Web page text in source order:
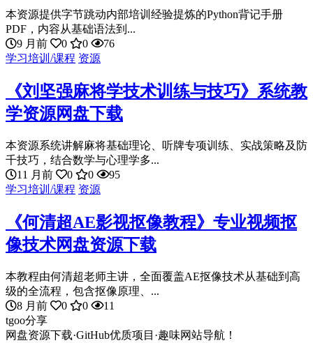
本资源提供字节跳动内部培训经验提炼的Python背记手册
PDF，内容从基础语法到...
9 月前
0 0
76
学习培训/课程 资源
《刘坚强麻将学技术训练与技巧》系统教
学资源网盘下载
本资源系统讲解麻将基础理论、听牌专项训练、实战策略及防
千技巧，结合数学与心理学多...
11 月前
0 0
95
学习培训/课程 资源
《何清超AE影视抠像教程》专业视频抠
像技术网盘资源下载
本教程由何清超老师主讲，全面覆盖AE抠像技术从基础到高
级的全流程，包含抠像原理、...
8 月前
0 0
11
tgoo分享
网盘资源下载·GitHub优质项目·趣味网站导航！